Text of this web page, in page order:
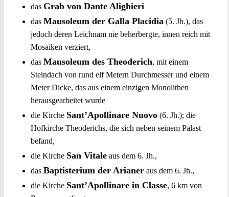
das Grab von Dante Alighieri
das Mausoleum der Galla Placidia (5. Jh.), das
jedoch deren Leichnam nie beherbergte, innen reich mit
Mosaiken verziert,
das Mausoleum des Theoderich, mit einem
Steindach von rund elf Metern Durchmesser und einem
Meter Dicke, das aus einem einzigen Monolithen
herausgearbeitet wurde
die Kirche Sant’Apollinare Nuovo (6. Jh.); die
Hofkirche Theoderichs, die sich neben seinem Palast
befand,
die Kirche San Vitale aus dem 6. Jh.,
das Baptisterium der Arianer aus dem 6. Jh.,
die Kirche Sant’Apollinare in Classe, 6 km von